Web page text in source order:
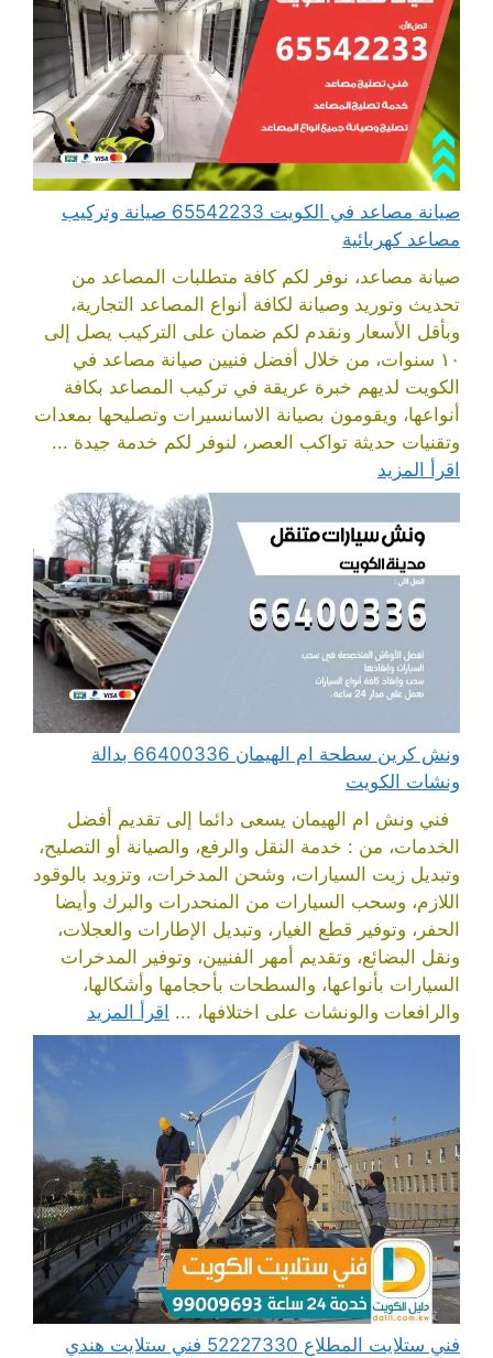
صيانة مصاعد في الكويت 65542233 صيانة وتركيب
مصاعد كهربائية
صيانة مصاعد، نوفر لكم كافة متطلبات المصاعد من
تحديث وتوريد وصيانة لكافة أنواع المصاعد التجارية،
وبأقل الأسعار ونقدم لكم ضمان على التركيب يصل إلى
١٠ سنوات، من خلال أفضل فنيين صيانة مصاعد في
الكويت لديهم خبرة عريقة في تركيب المصاعد بكافة
أنواعها، ويقومون بصيانة الاسانسيرات وتصليحها بمعدات
وتقنيات حديثة تواكب العصر، لنوفر لكم خدمة جيدة ...
اقرأ المزيد
ونش كرين سطحة ام الهيمان 66400336 بدالة
ونشات الكويت
فني ونش ام الهيمان يسعى دائما إلى تقديم أفضل
الخدمات، من : خدمة النقل والرفع، والصيانة أو التصليح،
وتبديل زيت السيارات، وشحن المدخرات، وتزويد بالوقود
اللازم، وسحب السيارات من المنحدرات والبرك وأيضا
الحفر، وتوفير قطع الغيار، وتبديل الإطارات والعجلات،
ونقل البضائع، وتقديم أمهر الفنيين، وتوفير المدخرات
السيارات بأنواعها، والسطحات بأحجامها وأشكالها،
والرافعات والونشات على اختلافها، ... اقرأ المزيد
فني ستلايت المطلاع 52227330 فني ستلايت هندي